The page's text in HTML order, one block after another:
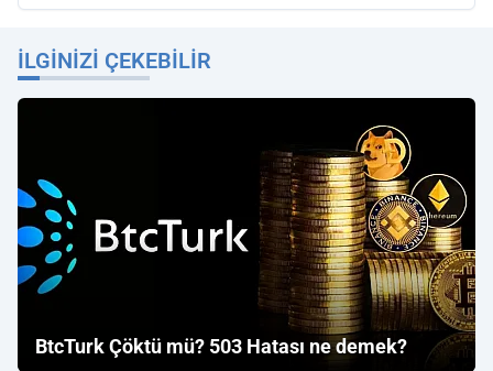
İLGINIZI ÇEKEBILIR
BtcTurk Çöktü mü? 503 Hatası ne demek?